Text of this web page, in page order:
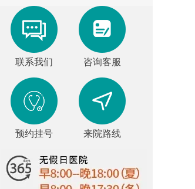
联系我们 咨询客服
预约挂号 来院路线